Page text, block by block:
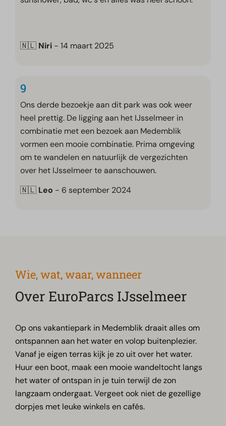
🇳🇱 Niri - 14 maart 2025
9
Ons derde bezoekje aan dit park was ook weer
heel prettig. De ligging aan het IJsselmeer in
combinatie met een bezoek aan Medemblik
vormen een mooie combinatie. Prima omgeving
om te wandelen en natuurlijk de vergezichten
over het IJsselmeer te aanschouwen.
🇳🇱 Leo - 6 september 2024
Wie, wat, waar, wanneer
Over EuroParcs IJsselmeer
Op ons vakantiepark in Medemblik draait alles om
ontspannen aan het water en volop buitenplezier.
Vanaf je eigen terras kijk je zo uit over het water.
Huur een boot, maak een mooie wandeltocht langs
het water of ontspan in je tuin terwijl de zon
langzaam ondergaat. Vergeet ook niet de gezellige
dorpjes met leuke winkels en cafés.